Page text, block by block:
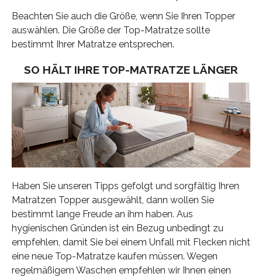
Beachten Sie auch die Größe, wenn Sie Ihren Topper
auswählen. Die Größe der Top-Matratze sollte
bestimmt Ihrer Matratze entsprechen.
SO HÄLT IHRE TOP-MATRATZE LÄNGER
Haben Sie unseren Tipps gefolgt und sorgfältig Ihren
Matratzen Topper ausgewählt, dann wollen Sie
bestimmt lange Freude an ihm haben. Aus
hygienischen Gründen ist ein Bezug unbedingt zu
empfehlen, damit Sie bei einem Unfall mit Flecken nicht
eine neue Top-Matratze kaufen müssen. Wegen
regelmäßigem Waschen empfehlen wir Ihnen einen